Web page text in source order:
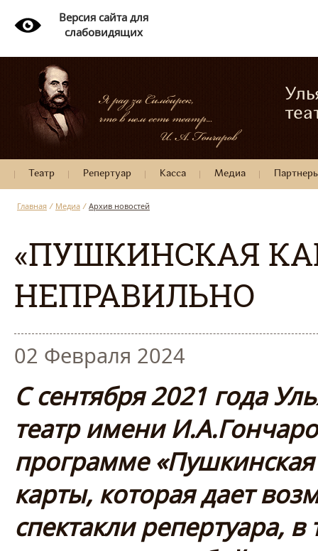
Версия сайта для
слабовидящих
Театр Репертуар Касса Медиа
Главная / Медиа / Архив новостей
«ПУШКИНСКАЯ
НЕПРАВИЛЬНО
02 Февраля 2024
С сентября 2021 года
театр имени
программе
карты, которая дает
спектакли репертуара,